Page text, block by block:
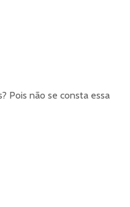
Pois não se consta essa